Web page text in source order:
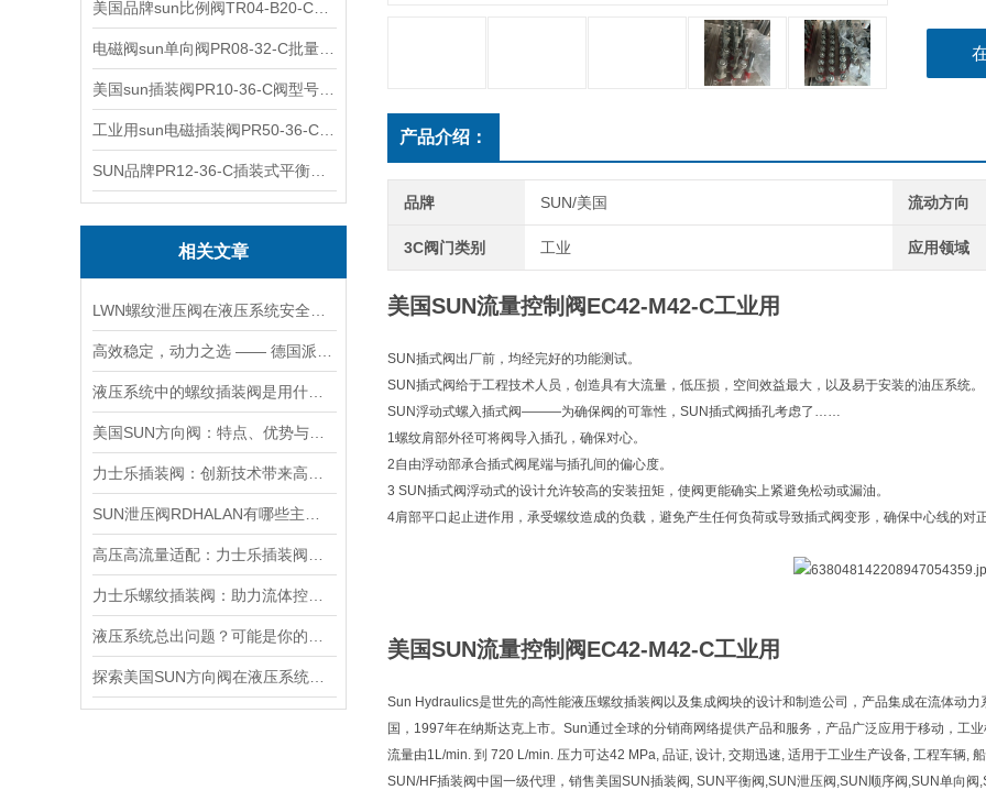
相关文章
产品介绍：
品牌 SUN/美国 流动方向
3C阀门类别 工业 应用领域
美国SUN流量控制阀EC42-M42-C工业用
SUN插式阀出厂前，均经完好的功能测试。
SUN插式阀给于工程技术人员，创造具有大流量，低压损，空间效益最大，以及易于安装的油压系统。
SUN浮动式螺入插式阀———为确保阀的可靠性，SUN插式阀插孔考虑了……
1螺纹肩部外径可将阀导入插孔，确保对心。
2自由浮动部承合插式阀尾端与插孔间的偏心度。
3 SUN插式阀浮动式的设计允许较高的安装扭矩，使阀更能确实上紧避免松动或漏油。
4肩部平口起止进作用，承受螺纹造成的负载，避免产生任何负荷或导致插式阀变形，确保中心线的对
美国SUN流量控制阀EC42-M42-C工业用
Sun Hydraulics是世先的高性能液压螺纹插装阀以及集成阀块的设计和制造公司，产品集成在流体动
国，1997年在纳斯达克上市。Sun通过全球的分销商网络提供产品和服务，产品广泛应用于移动，工
流量由1L/min. 到 720 L/min. 压力可达42 MPa, 品证, 设计, 交期迅速, 适用于工业生产设备, 工程车辆,
SUN/HF插装阀中国一级代理，销售美国SUN插装阀, SUN平衡阀,SUN泄压阀,SUN顺序阀,SUN单向